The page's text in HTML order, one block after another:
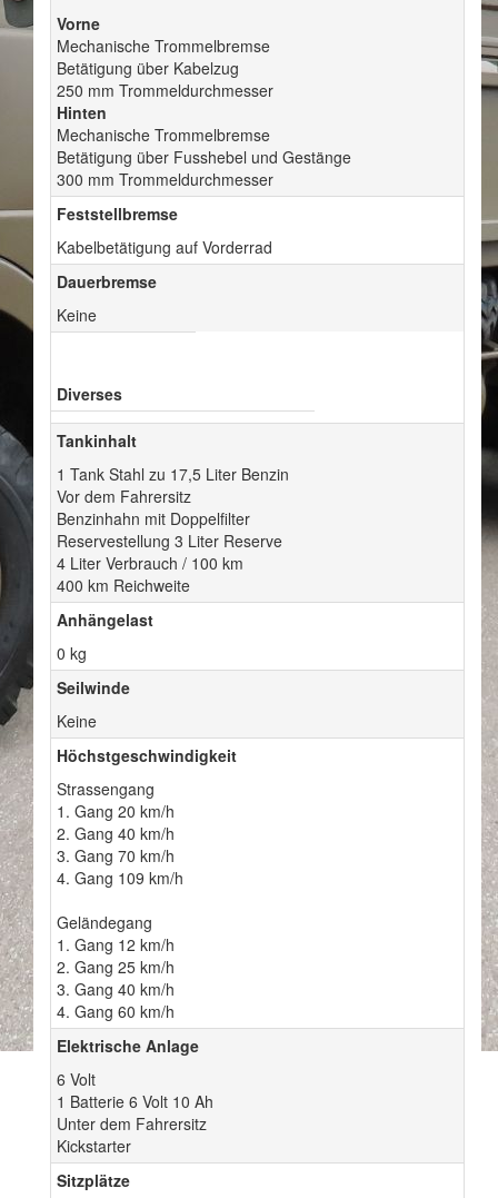
Vorne
Mechanische Trommelbremse
Betätigung über Kabelzug
250 mm Trommeldurchmesser
Hinten
Mechanische Trommelbremse
Betätigung über Fusshebel und Gestänge
300 mm Trommeldurchmesser
Feststellbremse
Kabelbetätigung auf Vorderrad
Dauerbremse
Keine
Diverses
Tankinhalt
1 Tank Stahl zu 17,5 Liter Benzin
Vor dem Fahrersitz
Benzinhahn mit Doppelfilter
Reservestellung 3 Liter Reserve
4 Liter Verbrauch / 100 km
400 km Reichweite
Anhängelast
0 kg
Seilwinde
Keine
Höchstgeschwindigkeit
Strassengang
1. Gang 20 km/h
2. Gang 40 km/h
3. Gang 70 km/h
4. Gang 109 km/h
Geländegang
1. Gang 12 km/h
2. Gang 25 km/h
3. Gang 40 km/h
4. Gang 60 km/h
Elektrische Anlage
6 Volt
1 Batterie 6 Volt 10 Ah
Unter dem Fahrersitz
Kickstarter
Sitzplätze